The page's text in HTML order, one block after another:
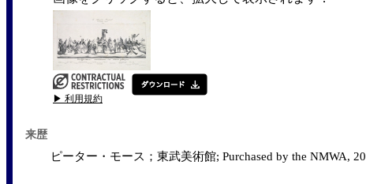
▶ 利用規約
来歴
ピーター・モース；東武美術館; Purchased by the NMWA,